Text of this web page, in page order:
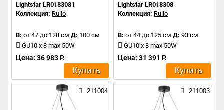
Lightstar LR0183081
Коллекция: Rullo
В: от 47 до 128 см Д: 100 см
GU10 x 8 max 50W
Цена: 36 983 Р.
Купить
Lightstar LR018308
Коллекция: Rullo
В: от 44 до 125 см Д: 93 см
GU10 x 8 max 50W
Цена: 31 391 Р.
Купить
211004 211003